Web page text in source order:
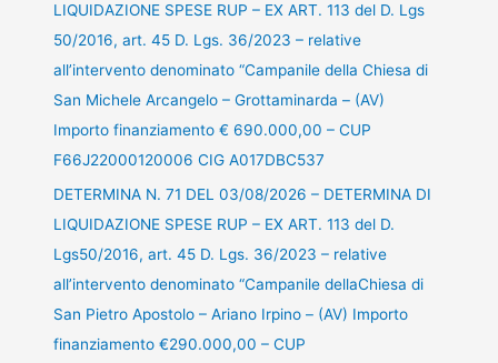
LIQUIDAZIONE SPESE RUP – EX ART. 113 del D. Lgs
50/2016, art. 45 D. Lgs. 36/2023 – relative
all’intervento denominato “Campanile della Chiesa di
San Michele Arcangelo – Grottaminarda – (AV)
Importo finanziamento € 690.000,00 – CUP
F66J22000120006 CIG A017DBC537
DETERMINA N. 71 DEL 03/08/2026 – DETERMINA DI
LIQUIDAZIONE SPESE RUP – EX ART. 113 del D.
Lgs50/2016, art. 45 D. Lgs. 36/2023 – relative
all’intervento denominato “Campanile dellaChiesa di
San Pietro Apostolo – Ariano Irpino – (AV) Importo
finanziamento €290.000,00 – CUP